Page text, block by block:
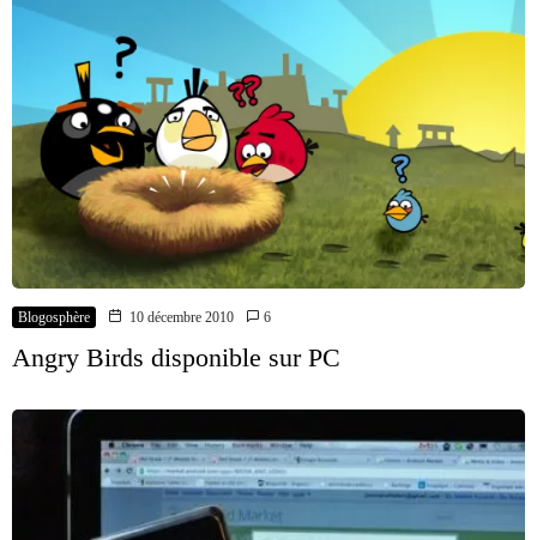
Blogosphère 10 décembre 2010 6
Angry Birds disponible sur PC